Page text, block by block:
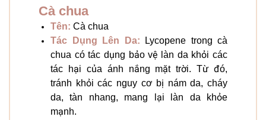
Cà chua
Tên: Cà chua
Tác Dụng Lên Da:
Lycopene trong cà
chua có tác dụng bảo vệ làn da khỏi các
tác hại của ánh nắng mặt trời. Từ đó,
tránh khỏi các nguy cơ bị nám da, cháy
da, tàn nhang, mang lại làn da khỏe
mạnh.